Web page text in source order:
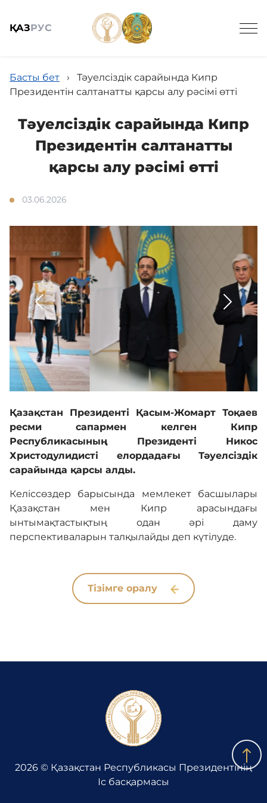
ҚАЗРУС
Жаңалықтар
Мемлекеттік сатып алу
Кадрмен қамтамасыз ету
Білім базасы
Қызмет
Кері байланыс
Адалдық алаңы
Нашар көретіндерге
арналған нұсқа
Басты бет ›
Тәуелсіздік сарайында Кипр
Президентін салтанатты қарсы алу рәсімі өтті
Тәуелсіздік сарайында Кипр
Президентін салтанатты
қарсы алу рәсімі өтті
03.06.2026
Қазақстан Президенті Қасым-Жомарт Тоқаев
ресми сапармен келген Кипр
Республикасының Президенті Никос
Христодулидисті елордадағы Тәуелсіздік
сарайында қарсы алды.
Келіссөздер барысында мемлекет басшылары
Қазақстан мен Кипр арасындағы
ынтымақтастықтың одан әрі даму
перспективаларын талқылайды деп күтілуде.
Тізімге оралу
2026 © Қазақстан Республикасы Президентінің
Іс басқармасы